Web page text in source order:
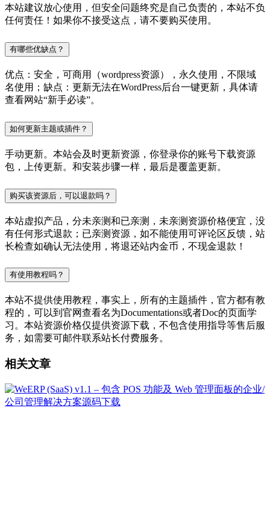
本站建议放心使用，但安全问题终究是自己负责的，本站不负
任何责任！如果你不接受这点，请不要购买使用。
有哪些优缺点？
优点：安全，可商用（wordpress资源），永久使用，不限域
名使用；缺点：更新无法在WordPress后台一键更新，具体请
查看网站“新手必读”。
如何更新主题或插件？
手动更新。本站会及时更新资源，你登录你的账号下载资源
包，上传更新。和安装步骤一样，最后是覆盖更新。
购买该资源后，可以退款吗？
本站虚拟产品，分未亲测和已亲测，未亲测资源价格便宜，没
有任何形式退款；已亲测资源，如不能使用可评论区反馈，站
长检查如确认无法使用，将退还站内金币，不现金退款！
有使用教程吗？
本站不提供使用教程，事实上，所有的主题插件，官方都有教
程的，可以到官网查看名为Documentations或者Doc的页面学
习。本站资源价格仅提供资源下载，不包含使用指导等售后服
务，如需要可邮件联系站长付费服务。
相关文章